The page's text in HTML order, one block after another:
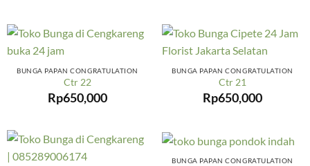
BUNGA PAPAN CONGRATULATION
Ctr 22
Rp650,000
BUNGA PAPAN CONGRATULATION
Ctr 21
Rp650,000
BUNGA PAPAN CONGRATULATION